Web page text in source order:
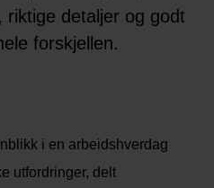
riktige detaljer og godt
forskjellen.
i en arbeidshverdag
utfordringer, delt